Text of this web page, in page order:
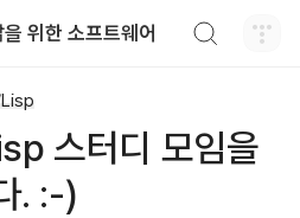
위한 소프트웨어
스터디 모임을
. :-)